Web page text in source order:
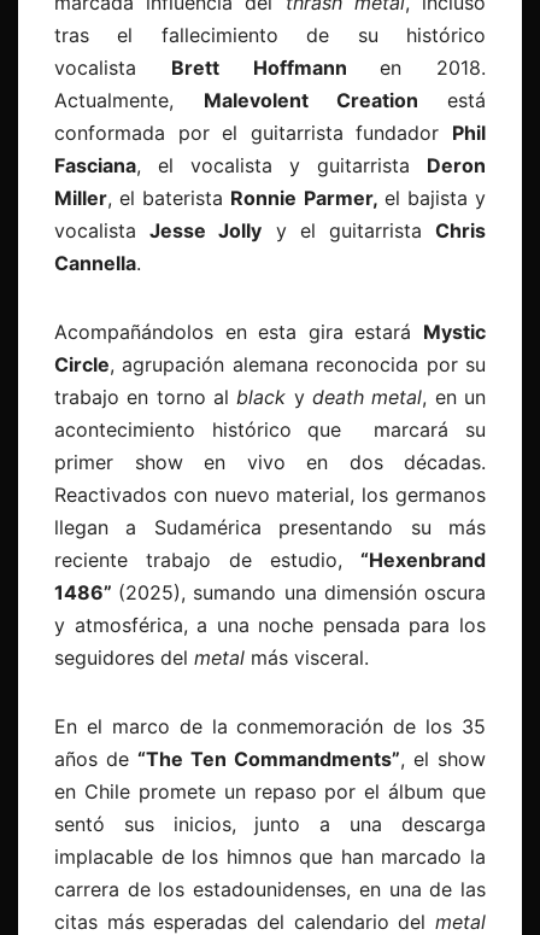
tras el fallecimiento de su histórico
vocalista Brett Hoffmannen 2018.
Actualmente, Malevolent Creation
está
conformada por el guitarrista fundador Phil
Fasciana, el vocalista y guitarrista Deron
Miller, el baterista Ronnie Parmer, el bajista y
vocalistaJesse Jolly y el guitarristaChris
Cannella.
Acompañándolos en esta gira estará Mystic
Circle, agrupación alemana reconocida por su
trabajo en torno al black ydeath metal, en un
acontecimiento histórico que marcará su
primer show en vivo en dos décadas.
Reactivados con nuevo material, los germanos
llegan a Sudamérica presentando su más
reciente trabajo de estudio, “Hexenbrand
1486” (2025), sumando una dimensión oscura
y atmosférica, a una noche pensada para los
seguidores del metal más visceral.
En el marco de la conmemoración de los 35
años de “The Ten Commandments”, el show
en Chile promete un repaso por el álbum que
sentó sus inicios, junto a una descarga
implacable de los himnos que han marcado la
carrera de los estadounidenses, en una de las
citas más esperadas del calendario del metal